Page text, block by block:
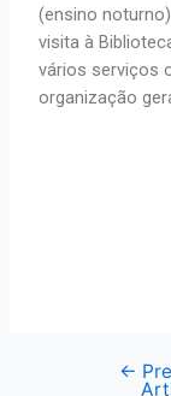
(ensino
visita à
vários serviços
organização
←